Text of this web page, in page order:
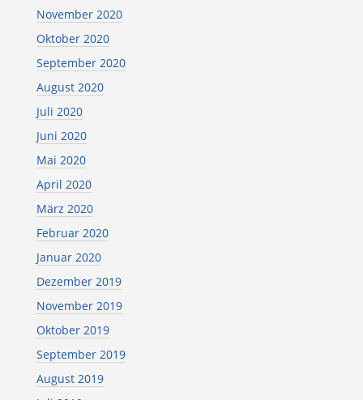
November 2020
Oktober 2020
September 2020
August 2020
Juli 2020
Juni 2020
Mai 2020
April 2020
März 2020
Februar 2020
Januar 2020
Dezember 2019
November 2019
Oktober 2019
September 2019
August 2019